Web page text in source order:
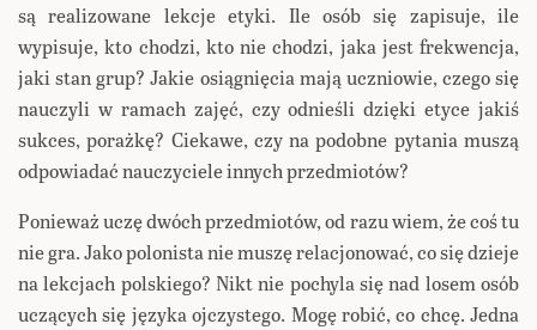
są realizowane lekcje etyki. Ile osób się zapisuje, ile
wypisuje, kto chodzi, kto nie chodzi, jaka jest frekwencja,
jaki stan grup? Jakie osiągnięcia mają uczniowie, czego się
nauczyli w ramach zajęć, czy odnieśli dzięki etyce jakiś
sukces, porażkę? Ciekawe, czy na podobne pytania muszą
odpowiadać nauczyciele innych przedmiotów?
Ponieważ uczę dwóch przedmiotów, od razu wiem, że coś tu
nie gra. Jako polonista nie muszę relacjonować, co się dzieje
na lekcjach polskiego? Nikt nie pochyla się nad losem osób
uczących się języka ojczystego. Mogę robić, co chcę. Jedna